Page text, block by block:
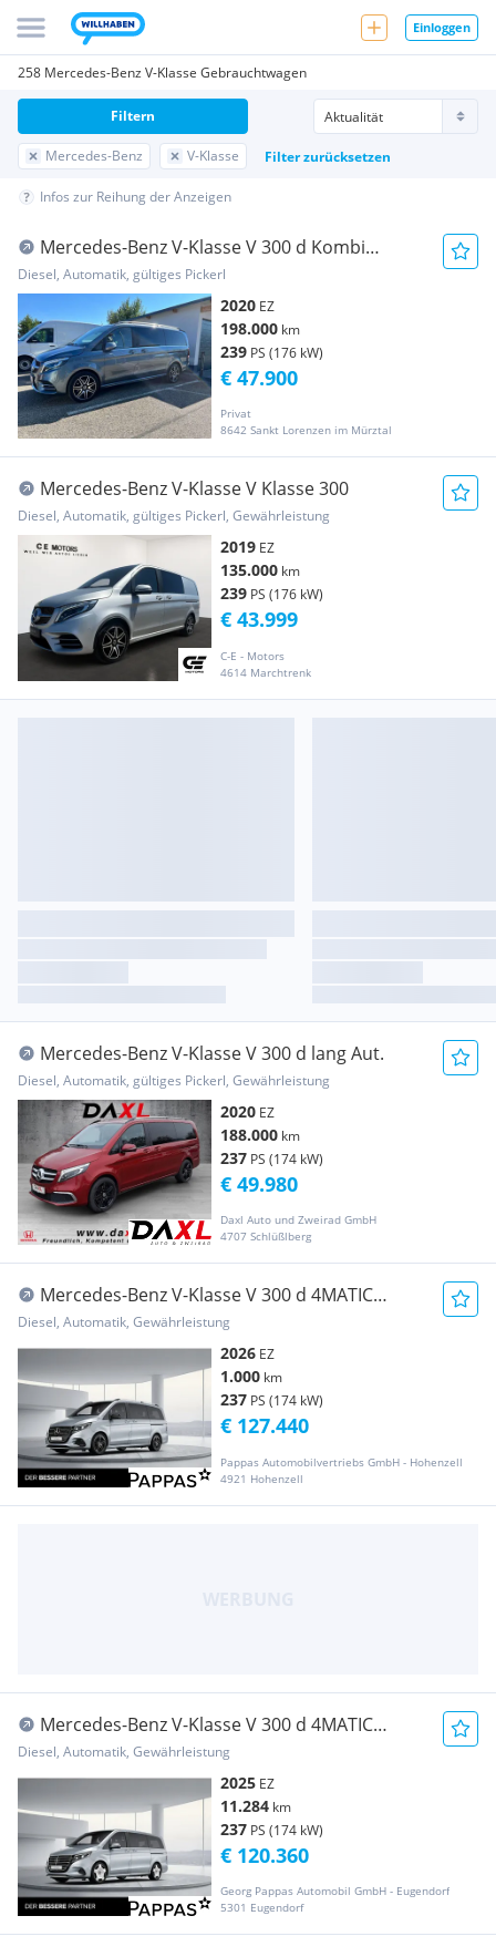
Einloggen
258 Mercedes-Benz V-Klasse Gebrauchtwagen
Mercedes-Benz V-Klasse Filter zurücksetzen
Filtern
Infos zur Reihung der Anzeigen
Mercedes-Benz V-Klasse V 300 d Kombi
4MATIC lang Exclusive Aut.
Diesel, Automatik, gültiges Pickerl
2020 EZ
198.000 km
239 PS (176 kW)
Privat
8642 Sankt Lorenzen im Mürztal
€ 47.900
Mercedes-Benz V-Klasse V Klasse 300
Diesel, Automatik, gültiges Pickerl, Gewährleistung
2019 EZ
135.000 km
239 PS (176 kW)
C-E - Motors
4614 Marchtrenk
€ 43.999
Mercedes-Benz V-Klasse V 300 d lang Aut.
Diesel, Automatik, gültiges Pickerl, Gewährleistung
2020 EZ
188.000 km
237 PS (174 kW)
Daxl Auto und Zweirad GmbH
4707 Schlüßlberg
€ 49.980
Mercedes-Benz V-Klasse V 300 d 4MATIC
EXCLUSIVE Lang Airm Pano Distr
Diesel, Automatik, Gewährleistung
2026 EZ
1.000 km
237 PS (174 kW)
Pappas Automobilvertriebs GmbH - Hohenzell
4921 Hohenzell
€ 127.440
Mercedes-Benz V-Klasse V 300 d 4MATIC
EXCLUSIVE Lang Airm Distr Navi
Diesel, Automatik, Gewährleistung
2025 EZ
11.284 km
237 PS (174 kW)
Georg Pappas Automobil GmbH - Eugendorf
5301 Eugendorf
€ 120.360